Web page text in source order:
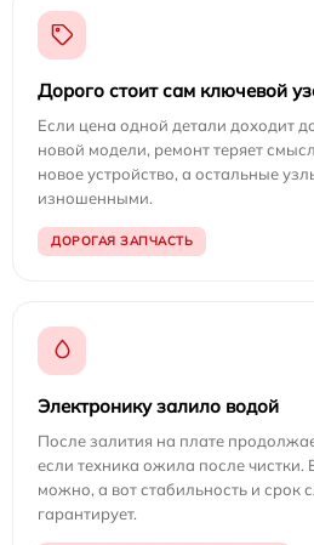
Дорого стоит сам ключевой
Если цена одной детали доходит
новой модели, ремонт теряет
новое устройство, а остальные
изношенными.
ДОРОГАЯ ЗАПЧАСТЬ
Электронику залило водой
После залития на плате
если техника ожила после чистки.
можно, а вот стабильность и срок
гарантирует.